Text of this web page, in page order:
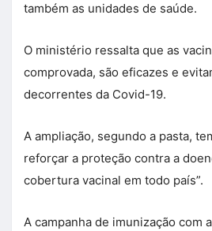
também as unidades de saúde.
O ministério ressalta que as
comprovada, são eficazes e
decorrentes da Covid-19.
A ampliação, segundo a pasta,
reforçar a proteção contra a
cobertura vacinal em todo país”.
A campanha de imunização com